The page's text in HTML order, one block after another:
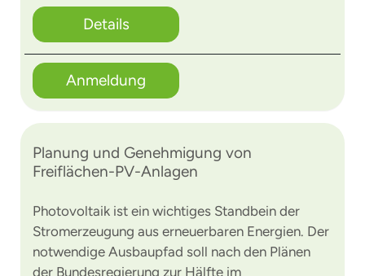
Details
Anmeldung
Planung und Genehmigung von
Freiflächen-PV-Anlagen
Photovoltaik ist ein wichtiges Standbein der
Stromerzeugung aus erneuerbaren Energien. Der
notwendige Ausbaupfad soll nach den Plänen
der Bundesregierung zur Hälfte im